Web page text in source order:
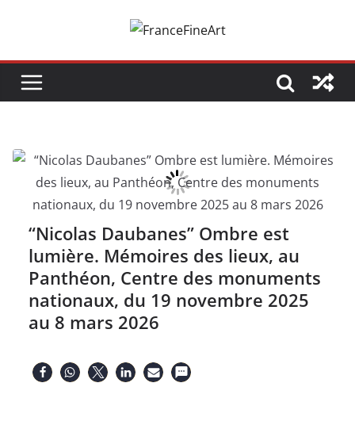
“Nicolas Daubanes” Ombre est
lumière. Mémoires des lieux, au
Panthéon, Centre des monuments
nationaux, du 19 novembre 2025
au 8 mars 2026